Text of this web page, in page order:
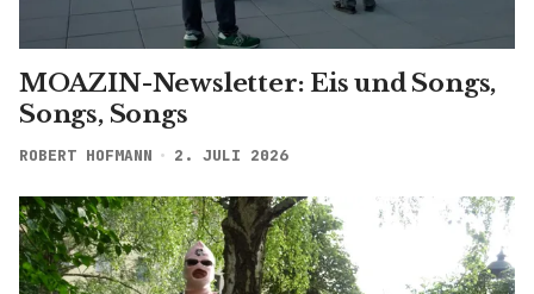
MOAZIN-Newsletter: Eis und Songs,
Songs, Songs
ROBERT HOFMANN 2. JULI 2026